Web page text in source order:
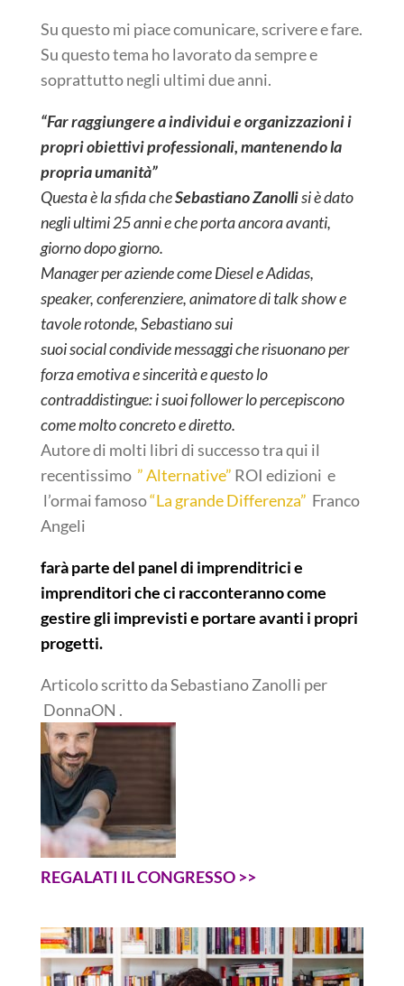
Su questo mi piace comunicare, scrivere e fare.
Su questo tema ho lavorato da sempre e
soprattutto negli ultimi due anni.
“Far raggiungere a individui e organizzazioni i
propri obiettivi professionali, mantenendo la
propria umanità”
Questa è la sfida cheSebastiano Zanollisi è dato
negli ultimi 25 anni e che porta ancora avanti,
giorno dopo giorno.
Manager per aziende come Diesel e Adidas,
speaker, conferenziere, animatore di talk show e
tavole rotonde, Sebastiano sui
suoi social condivide messaggi che risuonano per
forza emotiva e sincerità e questo lo
contraddistingue: i suoi follower lo percepiscono
come molto concreto e diretto.
Autore di molti libri di successo tra qui il
recentissimo ” Alternative” ROI edizioni e
l’ormai famoso“La grande Differenza” Franco
Angeli
farà parte del panel di imprenditrici e
imprenditori che ci racconteranno come
gestire gli imprevisti e portare avanti i propri
progetti.
Articolo scritto da Sebastiano Zanolli per
DonnaON .
REGALATI IL CONGRESSO >>